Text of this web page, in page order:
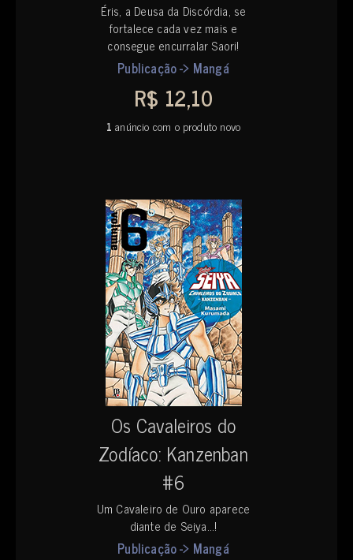
Éris, a Deusa da Discórdia, se
fortalece cada vez mais e
consegue encurralar Saori!
Publicação -> Mangá
R$ 12,10
1 anúncio com o produto novo
Os Cavaleiros do
Zodíaco: Kanzenban
#6
Um Cavaleiro de Ouro aparece
diante de Seiya...!
Publicação -> Mangá